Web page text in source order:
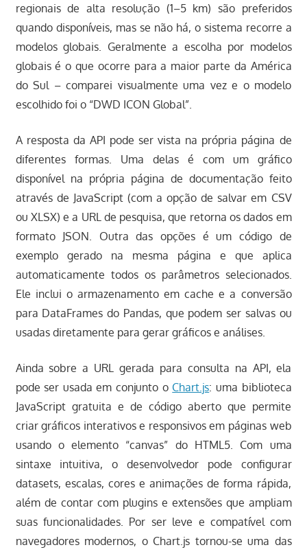
regionais de alta resolução (1–5 km) são preferidos
quando disponíveis, mas se não há, o sistema recorre a
modelos globais. Geralmente a escolha por modelos
globais é o que ocorre para a maior parte da América
do Sul – comparei visualmente uma vez e o modelo
escolhido foi o “DWD ICON Global”.
A resposta da API pode ser vista na própria página de
diferentes formas. Uma delas é com um gráfico
disponível na própria página de documentação feito
através de JavaScript (com a opção de salvar em CSV
ou XLSX) e a URL de pesquisa, que retorna os dados em
formato JSON. Outra das opções é um código de
exemplo gerado na mesma página e que aplica
automaticamente todos os parâmetros selecionados.
Ele inclui o armazenamento em cache e a conversão
para DataFrames do Pandas, que podem ser salvas ou
usadas diretamente para gerar gráficos e análises.
Ainda sobre a URL gerada para consulta na API, ela
pode ser usada em conjunto o Chart.js: uma biblioteca
JavaScript gratuita e de código aberto que permite
criar gráficos interativos e responsivos em páginas web
usando o elemento “canvas” do HTML5. Com uma
sintaxe intuitiva, o desenvolvedor pode configurar
datasets, escalas, cores e animações de forma rápida,
além de contar com plugins e extensões que ampliam
suas funcionalidades. Por ser leve e compatível com
navegadores modernos, o Chart.js tornou-se uma das